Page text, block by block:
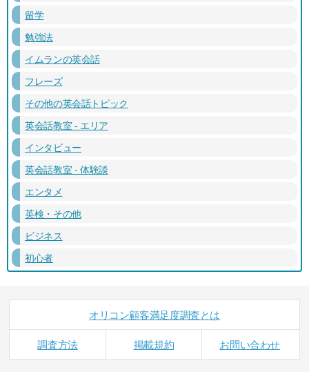
留学
勉強法
イムランの英会話
フレーズ
その他の英会話トピック
英会話教室 - エリア
インタビュー
英会話教室 - 体験談
エンタメ
英検・その他
ビジネス
初心者
オリコン顧客満足度調査とは
調査方法 掲載規約 お問い合わせ